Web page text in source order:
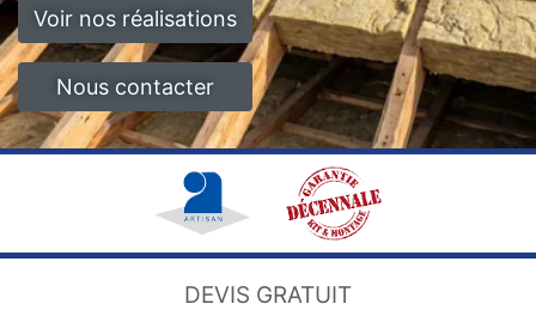
Voir nos réalisations
Nous contacter
DEVIS GRATUIT